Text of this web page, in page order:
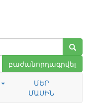
բաժանորդագրվել
ՄԵՐ
ՄԱՍԻՆ